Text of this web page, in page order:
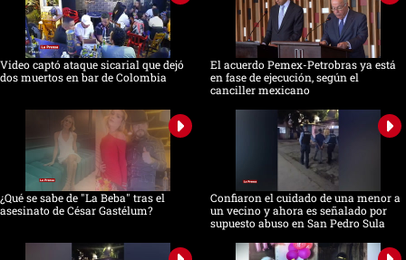
Video captó ataque sicarial que dejó
dos muertos en bar de Colombia
El acuerdo Pemex-Petrobras ya está
en fase de ejecución, según el
canciller mexicano
¿Qué se sabe de "La Beba" tras el
asesinato de César Gastélum?
Confiaron el cuidado de una menor a
un vecino y ahora es señalado por
supuesto abuso en San Pedro Sula